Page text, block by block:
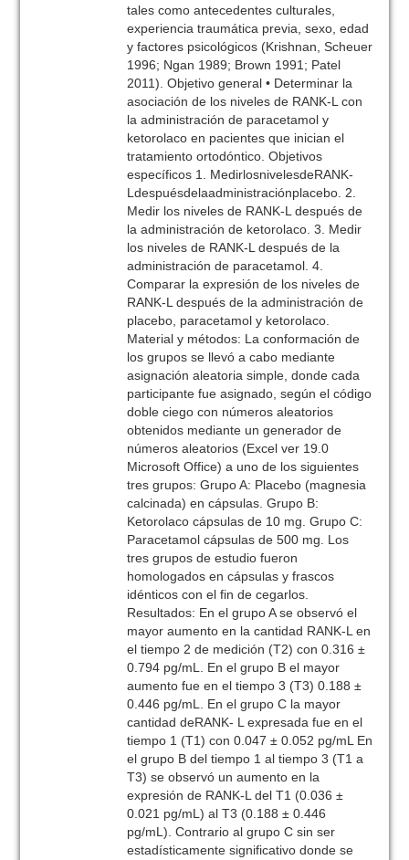
tales como antecedentes culturales,
experiencia traumática previa, sexo, edad
y factores psicológicos (Krishnan, Scheuer
1996; Ngan 1989; Brown 1991; Patel
2011). Objetivo general • Determinar la
asociación de los niveles de RANK-L con
la administración de paracetamol y
ketorolaco en pacientes que inician el
tratamiento ortodóntico. Objetivos
específicos 1. MedirlosnivelesdeRANK-
Ldespuésdelaadministraciónplacebo. 2.
Medir los niveles de RANK-L después de
la administración de ketorolaco. 3. Medir
los niveles de RANK-L después de la
administración de paracetamol. 4.
Comparar la expresión de los niveles de
RANK-L después de la administración de
placebo, paracetamol y ketorolaco.
Material y métodos: La conformación de
los grupos se llevó a cabo mediante
asignación aleatoria simple, donde cada
participante fue asignado, según el código
doble ciego con números aleatorios
obtenidos mediante un generador de
números aleatorios (Excel ver 19.0
Microsoft Office) a uno de los siguientes
tres grupos: Grupo A: Placebo (magnesia
calcinada) en cápsulas. Grupo B:
Ketorolaco cápsulas de 10 mg. Grupo C:
Paracetamol cápsulas de 500 mg. Los
tres grupos de estudio fueron
homologados en cápsulas y frascos
idénticos con el fin de cegarlos.
Resultados: En el grupo A se observó el
mayor aumento en la cantidad RANK-L en
el tiempo 2 de medición (T2) con 0.316 ±
0.794 pg/mL. En el grupo B el mayor
aumento fue en el tiempo 3 (T3) 0.188 ±
0.446 pg/mL. En el grupo C la mayor
cantidad deRANK- L expresada fue en el
tiempo 1 (T1) con 0.047 ± 0.052 pg/mL En
el grupo B del tiempo 1 al tiempo 3 (T1 a
T3) se observó un aumento en la
expresión de RANK-L del T1 (0.036 ±
0.021 pg/mL) al T3 (0.188 ± 0.446
pg/mL). Contrario al grupo C sin ser
estadísticamente significativo donde se